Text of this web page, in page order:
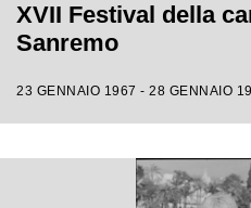
XVII Festival della
Sanremo
23 GENNAIO 1967 - 28 GENNAIO